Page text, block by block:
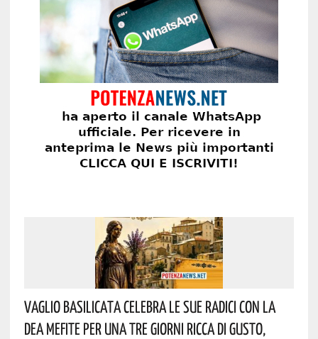
Vaglio Basilicata Celebra Le Sue Radici Con La
Dea Mefite Per Una Tre Giorni Ricca Di Gusto,